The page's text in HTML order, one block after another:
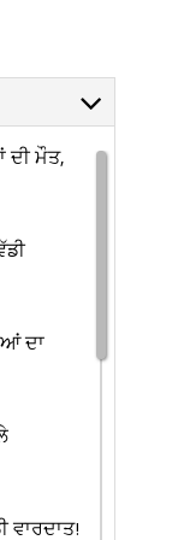
ਦੀ ਮੌਤ,
ਦਾ
ਵਾਰਦਾਤ!